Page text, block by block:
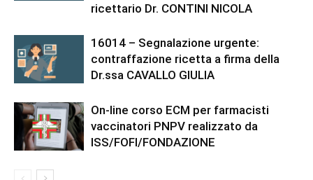
ricettario Dr. CONTINI NICOLA
16014 – Segnalazione urgente:
contraffazione ricetta a firma della
Dr.ssa CAVALLO GIULIA
On-line corso ECM per farmacisti
vaccinatori PNPV realizzato da
ISS/FOFI/FONDAZIONE